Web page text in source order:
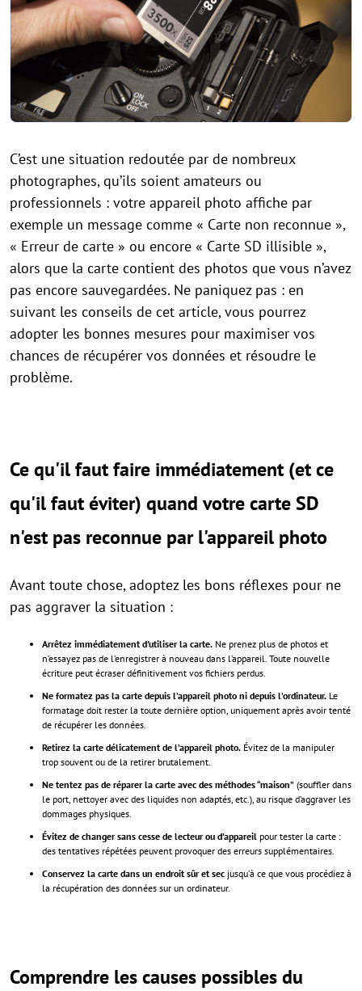
C’est une situation redoutée par de nombreux
photographes, qu’ils soient amateurs ou
professionnels : votre appareil photo affiche par
exemple un message comme « Carte non reconnue »,
« Erreur de carte » ou encore « Carte SD illisible »,
alors que la carte contient des photos que vous n’avez
pas encore sauvegardées. Ne paniquez pas : en
suivant les conseils de cet article, vous pourrez
adopter les bonnes mesures pour maximiser vos
chances de récupérer vos données et résoudre le
problème.
Ce qu'il faut faire immédiatement (et ce
qu'il faut éviter) quand votre carte SD
n'est pas reconnue par l'appareil photo
Avant toute chose, adoptez les bons réflexes pour ne
pas aggraver la situation :
Arrêtez immédiatement d'utiliser la carte. Ne prenez plus de photos et
n’essayez pas de l’enregistrer à nouveau dans l’appareil. Toute nouvelle
écriture peut écraser définitivement vos fichiers perdus.
Ne formatez pas la carte depuis l’appareil photo ni depuis l’ordinateur. Le
formatage doit rester la toute dernière option, uniquement après avoir tenté
de récupérer les données.
Retirez la carte délicatement de l’appareil photo. Évitez de la manipuler
trop souvent ou de la retirer brutalement.
Ne tentez pas de réparer la carte avec des méthodes “maison” (souffler dans
le port, nettoyer avec des liquides non adaptés, etc.), au risque d’aggraver les
dommages physiques.
Évitez de changer sans cesse de lecteur ou d’appareil pour tester la carte :
des tentatives répétées peuvent provoquer des erreurs supplémentaires.
Conservez la carte dans un endroit sûr et sec jusqu’à ce que vous procédiez à
la récupération des données sur un ordinateur.
Comprendre les causes possibles du